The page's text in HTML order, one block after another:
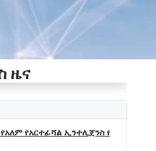
ዜና
የአርተፊሻል ኢንተሊጀንስ የትብብር